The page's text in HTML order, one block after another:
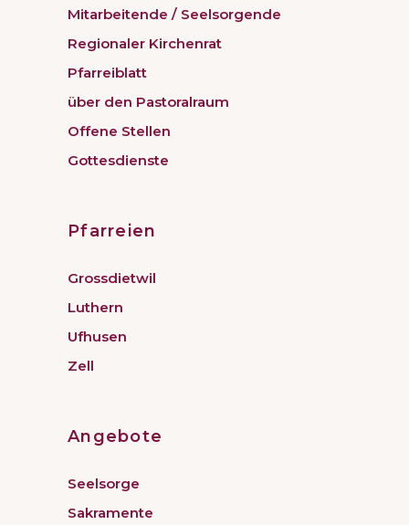
Mitarbeitende / Seelsorgende
Regionaler Kirchenrat
Pfarreiblatt
über den Pastoralraum
Offene Stellen
Gottesdienste
Pfarreien
Grossdietwil
Luthern
Ufhusen
Zell
Angebote
Seelsorge
Sakramente